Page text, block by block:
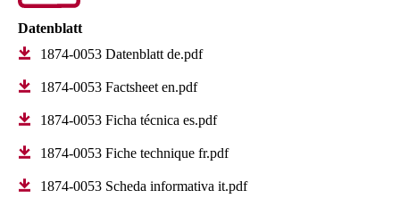
Datenblatt
1874-0053 Datenblatt de.pdf
1874-0053 Factsheet en.pdf
1874-0053 Ficha técnica es.pdf
1874-0053 Fiche technique fr.pdf
1874-0053 Scheda informativa it.pdf